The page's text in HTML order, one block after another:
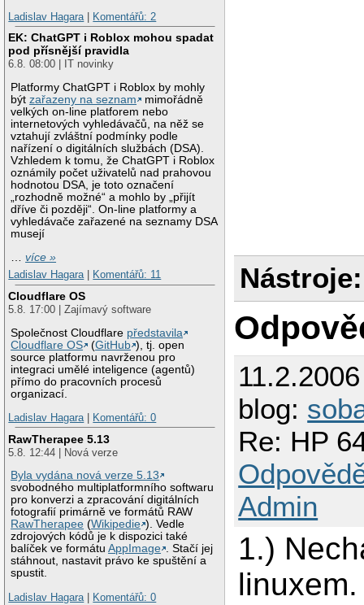
Ladislav Hagara
Komentářů: 2
EK: ChatGPT i Roblox mohou spadat
pod přísnější pravidla
6.8. 08:00 | IT novinky
Platformy ChatGPT i Roblox by mohly
býtzařazeny na seznam
mimořádně
velkých on-line platforem nebo
internetových vyhledávačů, na něž se
vztahují zvláštní podmínky podle
nařízení o digitálních službách (DSA).
Vzhledem k tomu, že ChatGPT i Roblox
oznámily počet uživatelů nad prahovou
hodnotou DSA, je toto označení
„rozhodně možné“ a mohlo by „přijít
dříve či později“. On-line platformy a
vyhledávače zařazené na seznamy DSA
musejí
…více »
Ladislav Hagara| Komentářů: 11
Cloudflare OS
5.8. 17:00 | Zajímavý software
Společnost Cloudflare představila
Cloudflare OS
(GitHub ), tj. open
source platformu navrženou pro
integraci umělé inteligence (agentů)
přímo do pracovních procesů
organizací.
Ladislav Hagara| Komentářů: 0
RawTherapee 5.13
5.8. 12:44 | Nová verze
Byla vydána nová verze 5.13
svobodného multiplatformního softwaru
pro konverzi a zpracování digitálních
fotografií primárně ve formátů RAW
RawTherapee (Wikipedie ). Vedle
zdrojových kódů je k dispozici také
balíček ve formátuAppImage . Stačí jej
stáhnout, nastavit právo ke spuštění a
spustit.
Ladislav Hagara| Komentářů: 0
Nástroje:
blog:
Re: HP
Admin
1.)
linuxem.